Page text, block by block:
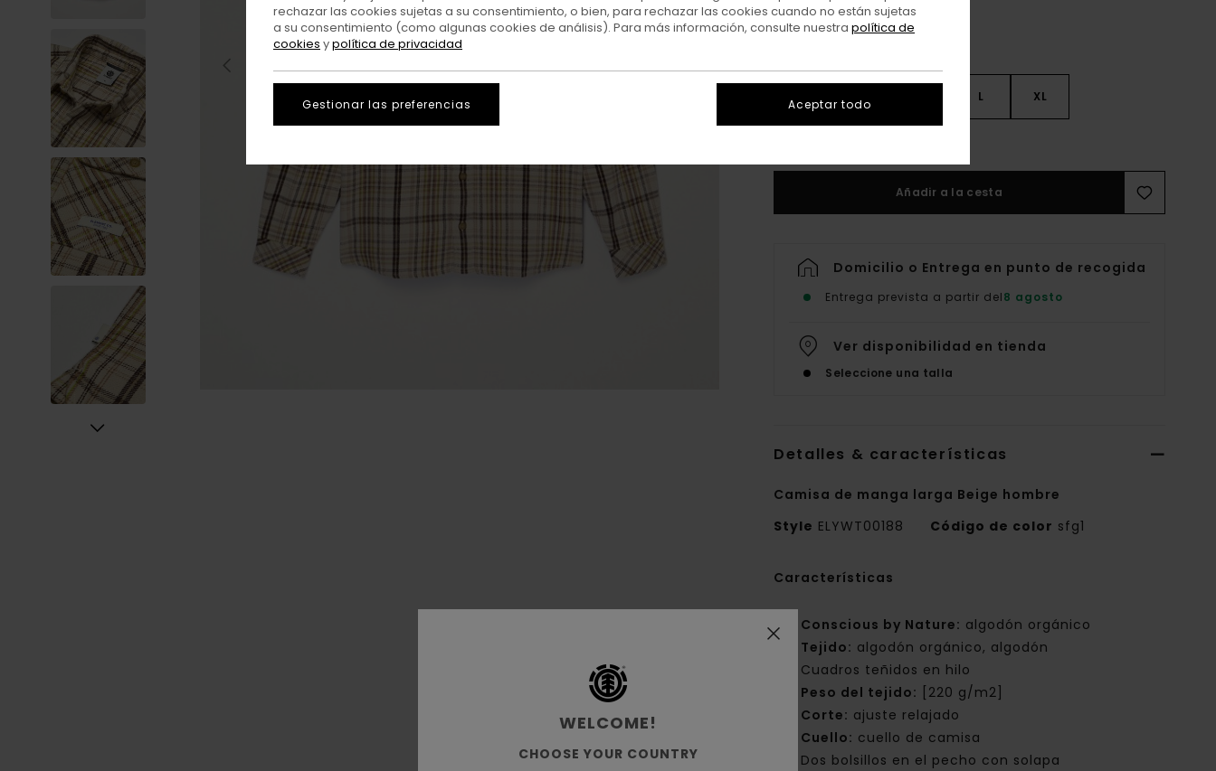
L XL
Añadir a la cesta
Domicilio o Entrega en punto de recogida
Entrega prevista a partir del8 agosto
Ver disponibilidad en tienda
Seleccione una talla
Detalles & características
Camisa de manga larga Beige hombre
Style ELYWT00188 Código de color sfg1
Características
Conscious by Nature: algodón orgánico
Tejido: algodón orgánico, algodón
Cuadros teñidos en hilo
Peso del tejido:
[220 g/m2]
Corte: ajuste relajado
Cuello: cuello de camisa
Dos bolsillos en el pecho con solapa
WELCOME!
CHOOSE YOUR COUNTRY
rechazar las cookies sujetas a su consentimiento, o bien, para rechazar las cookies cuando no están sujetas
a su consentimiento (como algunas cookies de análisis). Para más información, consulte nuestra política de
cookies ypolítica de privacidad
Gestionar las preferencias Aceptar todo